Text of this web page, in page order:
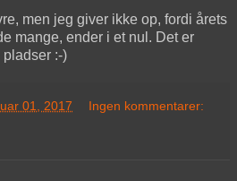
men jeg giver ikke op, fordi årets
mange, ender i et nul. Det er
:-)
01, 2017 Ingen kommentarer: